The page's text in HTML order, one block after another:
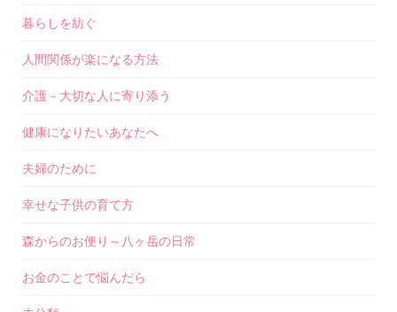
暮らしを紡ぐ
人間関係が楽になる方法
介護－大切な人に寄り添う
健康になりたいあなたへ
夫婦のために
幸せな子供の育て方
森からのお便り～八ヶ岳の日常
お金のことで悩んだら